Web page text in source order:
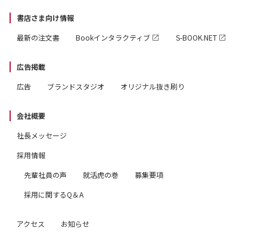
書店さま向け情報
最新の注文書
Bookインタラクティブ S-BOOK.NET
広告掲載
広告
ブランドスタジオ オリジナル抜き刷り
会社概要
社長メッセージ
採用情報
先輩社員の声
就活虎の巻
募集要項
採用に関するQ＆A
アクセス お知らせ